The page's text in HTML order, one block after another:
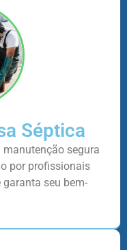
Séptica
manutenção segura
por profissionais
seu bem-